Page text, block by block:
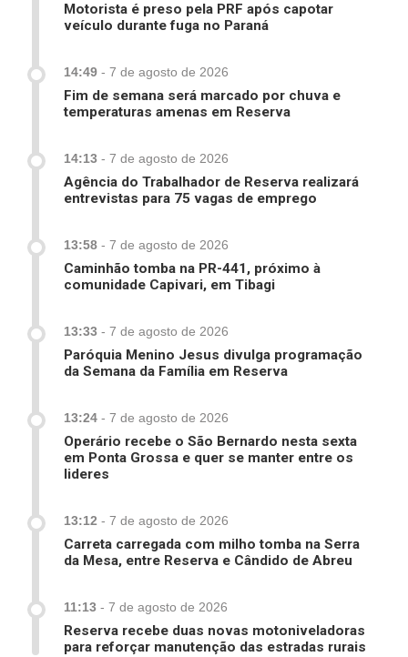
Motorista é preso pela PRF após capotar
veículo durante fuga no Paraná
14:49 - 7 de agosto de 2026
Fim de semana será marcado por chuva e
temperaturas amenas em Reserva
14:13 - 7 de agosto de 2026
Agência do Trabalhador de Reserva realizará
entrevistas para 75 vagas de emprego
13:58 - 7 de agosto de 2026
Caminhão tomba na PR-441, próximo à
comunidade Capivari, em Tibagi
13:33 - 7 de agosto de 2026
Paróquia Menino Jesus divulga programação
da Semana da Família em Reserva
13:24 - 7 de agosto de 2026
Operário recebe o São Bernardo nesta sexta
em Ponta Grossa e quer se manter entre os
lideres
13:12 - 7 de agosto de 2026
Carreta carregada com milho tomba na Serra
da Mesa, entre Reserva e Cândido de Abreu
11:13 - 7 de agosto de 2026
Reserva recebe duas novas motoniveladoras
para reforçar manutenção das estradas rurais